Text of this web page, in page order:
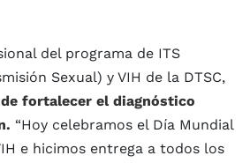
del programa de ITS
Sexual) y VIH de la DTSC,
de fortalecer el diagnóstico
“Hoy celebramos el Día Mundial
e hicimos entrega a todos los